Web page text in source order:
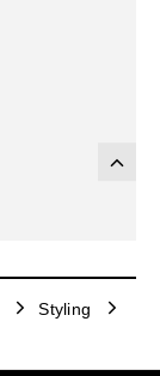
Styling